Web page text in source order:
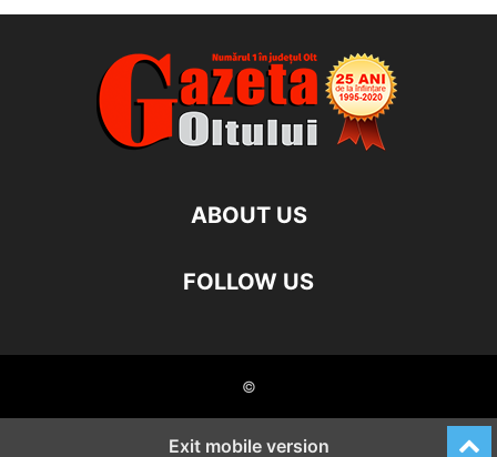
ABOUT US
FOLLOW US
©
Exit mobile version